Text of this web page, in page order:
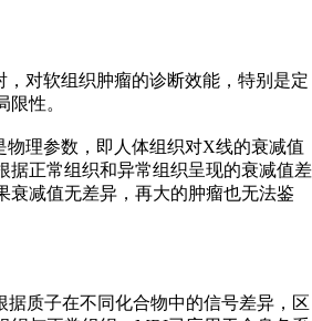
，对软组织肿瘤的诊断效能，特别是定
性。
物理参数，即人体组织对X线的衰减值
据正常组织和异常组织呈现的衰减值差
衰减值无差异，再大的肿瘤也无法鉴
据质子在不同化合物中的信号差异，区